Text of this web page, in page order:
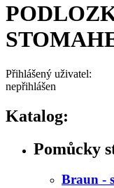
Přihlášený uživatel:
nepřihlášen
Katalog:
Pomůcky
Braun -